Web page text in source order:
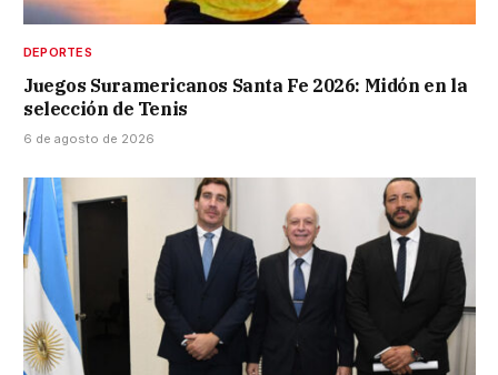
DEPORTES
Juegos Suramericanos Santa Fe 2026: Midón en la
selección de Tenis
6 de agosto de 2026